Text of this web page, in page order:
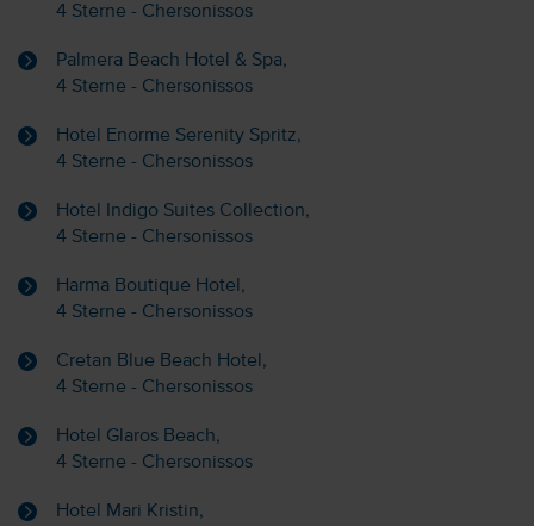
4 Sterne - Chersonissos
Palmera Beach Hotel & Spa,
4 Sterne - Chersonissos
Hotel Enorme Serenity Spritz,
4 Sterne - Chersonissos
Hotel Indigo Suites Collection,
4 Sterne - Chersonissos
Harma Boutique Hotel,
4 Sterne - Chersonissos
Cretan Blue Beach Hotel,
4 Sterne - Chersonissos
Hotel Glaros Beach,
4 Sterne - Chersonissos
Hotel Mari Kristin,